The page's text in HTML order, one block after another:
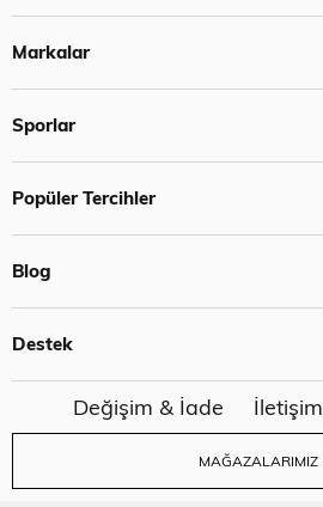
Markalar
Sporlar
Popüler Tercihler
Blog
Destek
Değişim & İade İletişim
MAĞAZALARIMIZ